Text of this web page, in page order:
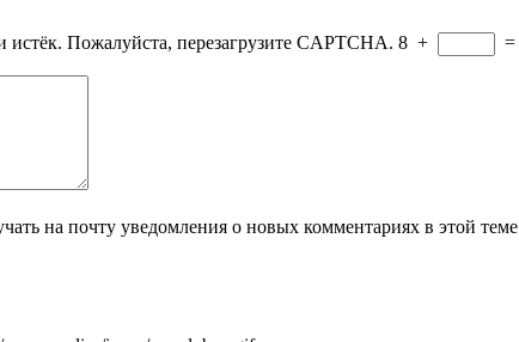
Пожалуйста, перезагрузите CAPTCHA. 8 + =
на почту уведомления о новых комментариях в этой теме